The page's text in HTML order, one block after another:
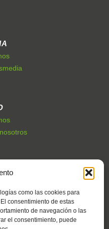
como las cookies para
consentimiento de estas
de navegación o las
el consentimiento, puede